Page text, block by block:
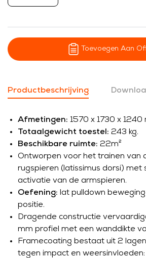
Toevoegen Aan
Productbeschrijving
Afmetingen: 1570 x 1730 x 1240
Totaalgewicht toestel: 243 kg.
Beschikbare ruimte: 22m²
Ontworpen voor het trainen van
rugspieren (latissimus dorsi) met
activatie van de armspieren.
Oefening: lat pulldown
positie.
Dragende constructie
mm profiel met een wanddikte
Framecoating bestaat uit 2
tegen impact en weersinvloeden: